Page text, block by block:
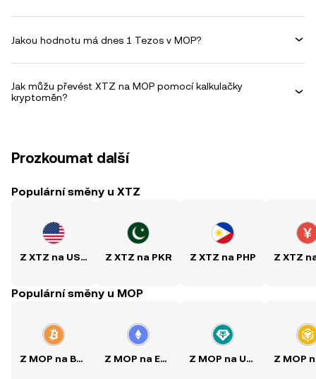
Jakou hodnotu má dnes 1 Tezos v MOP?
Jak můžu převést XTZ na MOP pomocí kalkulačky
kryptoměn?
Prozkoumat další
Populární směny u XTZ
Z XTZ na USD Z XTZ na PKR Z XTZ na PHP Z XTZ
Populární směny u MOP
Z MOP na BTC Z MOP na ETH Z MOP na USDT